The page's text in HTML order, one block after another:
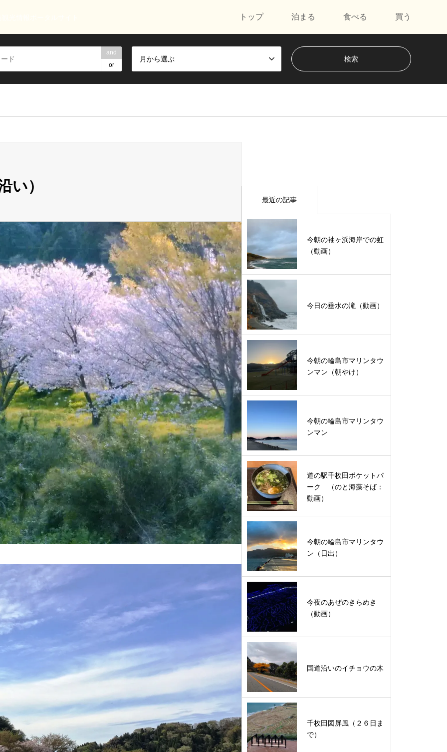
トップ 泊まる 食べる 買う
and
or
月から選ぶ
い）
最近の記事
今朝の袖ヶ浜海岸での虹
（動画）
今日の垂水の滝（動画）
今朝の輪島市マリンタウ
ンマン（朝やけ）
今朝の輪島市マリンタウ
ンマン
道の駅千枚田ポケットパ
ーク （のと海藻そば：
動画）
今朝の輪島市マリンタウ
ン（日出）
今夜のあぜのきらめき
（動画）
国道沿いのイチョウの木
千枚田図屏風（２６日ま
で）